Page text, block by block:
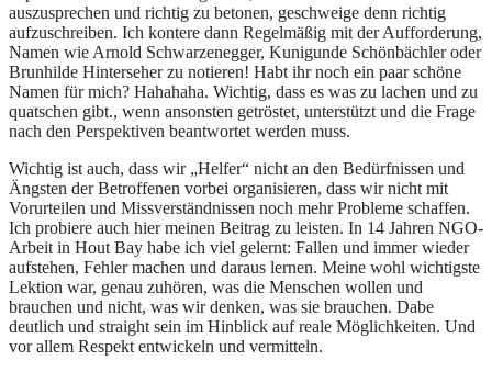
auszusprechen und richtig zu betonen, geschweige denn richtig
aufzuschreiben. Ich kontere dann Regelmäßig mit der Aufforderung,
Namen wie Arnold Schwarzenegger, Kunigunde Schönbächler oder
Brunhilde Hinterseher zu notieren! Habt ihr noch ein paar schöne
Namen für mich? Hahahaha. Wichtig, dass es was zu lachen und zu
quatschen gibt., wenn ansonsten getröstet, unterstützt und die Frage
nach den Perspektiven beantwortet werden muss.
Wichtig ist auch, dass wir „Helfer“ nicht an den Bedürfnissen und
Ängsten der Betroffenen vorbei organisieren, dass wir nicht mit
Vorurteilen und Missverständnissen noch mehr Probleme schaffen.
Ich probiere auch hier meinen Beitrag zu leisten. In 14 Jahren NGO-
Arbeit in Hout Bay habe ich viel gelernt: Fallen und immer wieder
aufstehen, Fehler machen und daraus lernen. Meine wohl wichtigste
Lektion war, genau zuhören, was die Menschen wollen und
brauchen und nicht, was wir denken, was sie brauchen. Dabe
deutlich und straight sein im Hinblick auf reale Möglichkeiten. Und
vor allem Respekt entwickeln und vermitteln.